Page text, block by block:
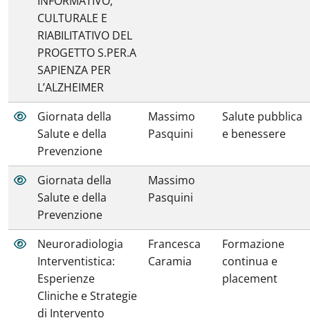
CULTURALE E
RIABILITATIVO DEL
PROGETTO S.PER.A
SAPIENZA PER
L’ALZHEIMER
Giornata della
Salute e della
Prevenzione
Massimo
Pasquini
Salute pubblica
e benessere
Giornata della
Salute e della
Prevenzione
Massimo
Pasquini
Neuroradiologia
Interventistica:
Esperienze
Cliniche e Strategie
di Intervento
Francesca
Caramia
Formazione
continua e
placement